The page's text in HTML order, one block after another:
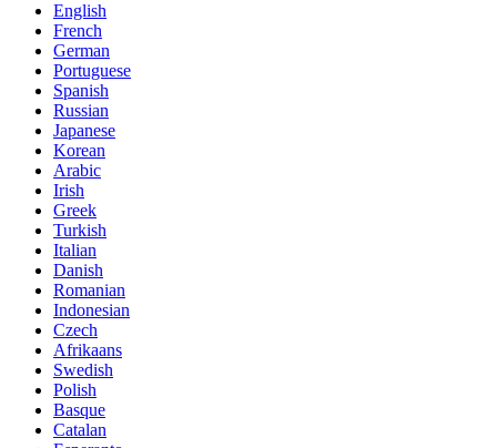
English
French
German
Portuguese
Spanish
Russian
Japanese
Korean
Arabic
Irish
Greek
Turkish
Italian
Danish
Romanian
Indonesian
Czech
Afrikaans
Swedish
Polish
Basque
Catalan